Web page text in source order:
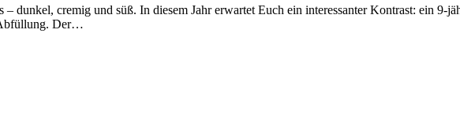
dunkel, cremig und süß. In diesem Jahr erwartet Euch ein interessanter Kontrast: ein 9-
Der…